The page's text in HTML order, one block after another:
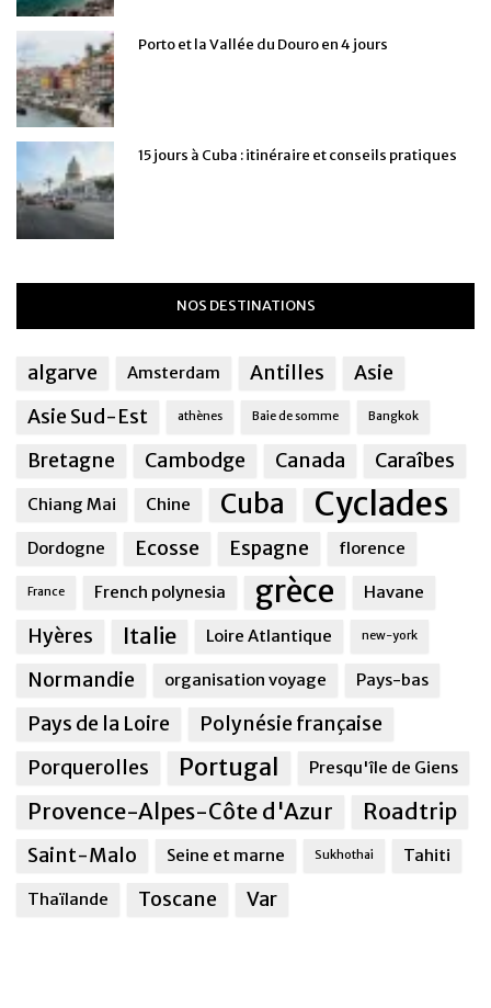
Porto et la Vallée du Douro en 4 jours
15 jours à Cuba : itinéraire et conseils pratiques
NOS DESTINATIONS
algarve Amsterdam Antilles
Asie
Asie Sud-Est
athènes Baie de somme Bangkok
Bretagne Cambodge Canada Caraîbes
Chiang Mai Chine Cuba Cyclades
Dordogne Ecosse Espagne florence
France French polynesia grèce Havane
Hyères Italie Loire Atlantique new-york
Normandie organisation voyage Pays-bas
Pays de la Loire
Polynésie française
Porquerolles
Portugal Presqu'île de Giens
Provence-Alpes-Côte d'Azur Roadtrip
Saint-Malo Seine et marne Sukhothai Tahiti
Thaïlande Toscane Var